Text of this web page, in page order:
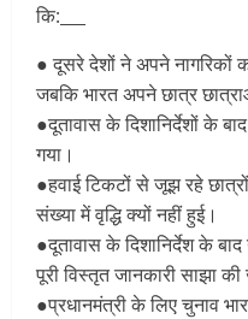
कि:___
● दूसरे देशों ने अपने
जबकि भारत अपने छात्र
●दूतावास के दिशानिर्देशों के
गया।
●हवाई टिकटों से जूझ रहे
संख्या में वृद्धि क्यों नहीं हुई।
●दूतावास के दिशानिर्देश के
पूरी विस्तृत जानकारी साझा की
●प्रधानमंत्री के लिए चुनाव